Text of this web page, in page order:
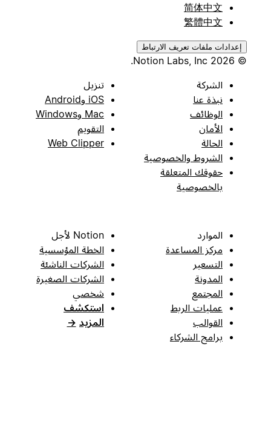
简体中文
繁體中文
إعدادات ملفات تعريف الارتباط
الشركة
نبذة عنا
الوظائف
الأمان
الحالة
الشروط والخصوصية
حقوقك المتعلقة
بالخصوصية
تنزيل
iOS وAndroid
Mac وWindows
التقويم
Web Clipper
الموارد
مركز المساعدة
التسعير
المدونة
المجتمع
عمليات الربط
القوالب
برامج الشركاء
Notion لأجل
الخطة المؤسسية
الشركات الناشئة
الشركات الصغيرة
شخصي
استكشف
المزيد →